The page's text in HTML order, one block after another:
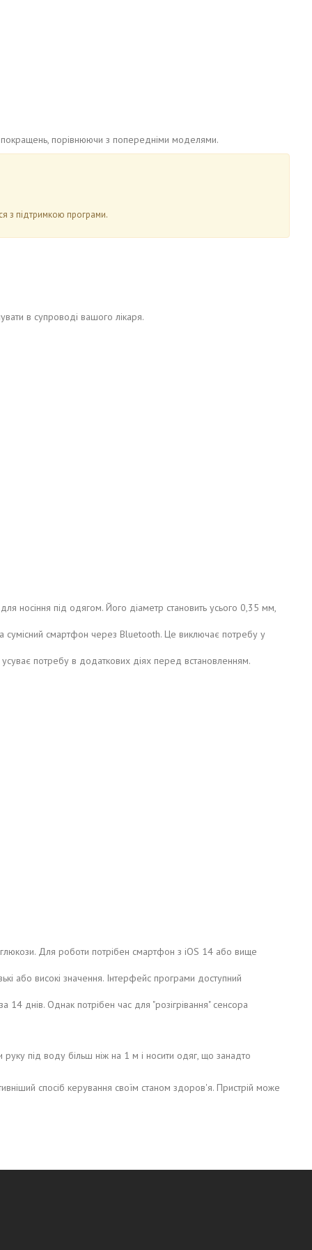
порівнюючи з попередніми моделями.
з підтримкою програми.
в супроводі вашого лікаря.
носіння під одягом. Його діаметр становить усього 0,35 мм,
сумісний смартфон через Bluetooth. Це виключає потребу у
потребу в додаткових діях перед встановленням.
Для роботи потрібен смартфон з iOS 14 або вище
або високі значення. Інтерфейс програми доступний
днів. Однак потрібен час для "розігрівання" сенсора
під воду більш ніж на 1 м і носити одяг, що занадто
спосіб керування своїм станом здоров'я. Пристрій може